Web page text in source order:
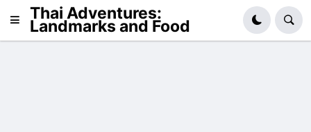
Thai Adventures:
Landmarks and Food